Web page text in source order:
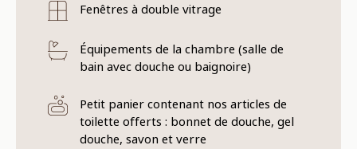
Fenêtres à double vitrage
Équipements de la chambre (salle de
bain avec douche ou baignoire)
Petit panier contenant nos articles de
toilette offerts : bonnet de douche, gel
douche, savon et verre